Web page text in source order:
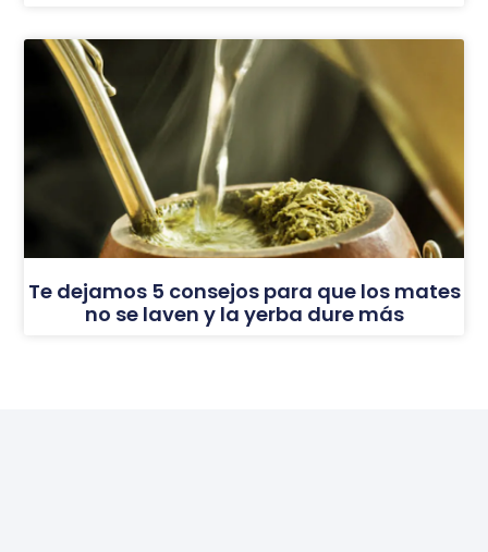
Te dejamos 5 consejos para que los mates
no se laven y la yerba dure más